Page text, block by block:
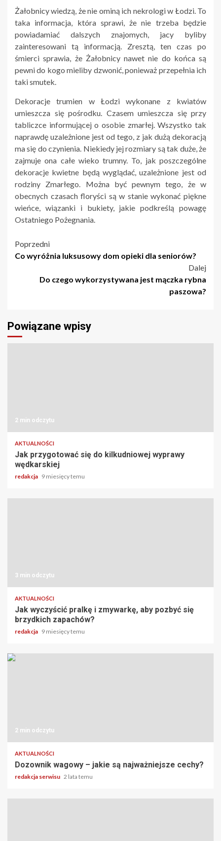
Żałobnicy wiedzą, że nie ominą ich nekrologi w Łodzi. To
taka informacja, która sprawi, że nie trzeba będzie
powiadamiać dalszych znajomych, jacy byliby
zainteresowani tą informacją. Zresztą, ten czas po
śmierci sprawia, że Żałobnicy nawet nie do końca są
pewni do kogo mieliby dzwonić, ponieważ przepełnia ich
taki smutek.
Dekoracje trumien w Łodzi wykonane z kwiatów
umieszcza się pośrodku. Czasem umieszcza się przy
tabliczce informującej o osobie zmarłej. Wszystko tak
naprawdę uzależnione jest od tego, z jak dużą dekoracją
ma się do czynienia. Niekiedy jej rozmiary są tak duże, że
zajmuje ona całe wieko trumny. To, jak poszczególne
dekoracje kwietne będą wyglądać, uzależnione jest od
rodziny Zmarłego. Można być pewnym tego, że w
obecnych czasach floryści są w stanie wykonać piękne
wieńce, wiązanki i bukiety, jakie podkreślą powagę
Ostatniego Pożegnania.
Nawigacja
Poprzedni
Co wyróżnia luksusowy dom opieki dla seniorów?
Dalej
Do czego wykorzystywana jest mączka rybna
paszowa?
Powiązane wpisy
2 min odczytu
AKTUALNOŚCI
Jak przygotować się do kilkudniowej wyprawy
wędkarskiej
redakcja 9 miesięcy temu
3 min odczytu
AKTUALNOŚCI
Jak wyczyścić pralkę i zmywarkę, aby pozbyć się
brzydkich zapachów?
redakcja 9 miesięcy temu
2 min odczytu
AKTUALNOŚCI
Dozownik wagowy – jakie są najważniejsze cechy?
redakcja serwisu 2 lata temu